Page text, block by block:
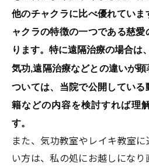
他のチャクラに比べ優れてい
ャクラの特徴の一つである慈
ります。特に遠隔治療の場合は
気功,遠隔治療などとの違いが
ついては、当院で公開してい
籍などの内容を検討すれば理
す。
また、気功教室やレイキ教室
い方は、私の処にお越しにな